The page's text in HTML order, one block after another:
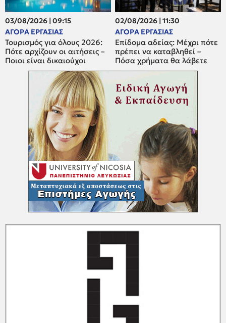
03/08/2026 | 09:15
ΑΓΟΡΑ ΕΡΓΑΣΙΑΣ
Τουρισμός για όλους 2026:
Πότε αρχίζουν οι αιτήσεις –
Ποιοι είναι δικαιούχοι
02/08/2026 | 11:30
ΑΓΟΡΑ ΕΡΓΑΣΙΑΣ
Επίδομα αδείας: Μέχρι πότε
πρέπει να καταβληθεί –
Πόσα χρήματα θα λάβετε